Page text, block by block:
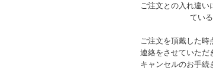
ご注文との入れ違い
てい
ご注文を頂戴した時
連絡をさせていただ
キャンセルのお手続